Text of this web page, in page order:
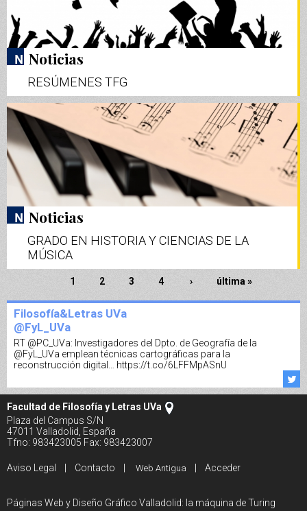
Noticias
RESÚMENES TFG
Noticias
GRADO EN HISTORIA Y CIENCIAS DE LA
MÚSICA
1 2 3 4 › última »
Filosofía&Letras UVa
@FyL_UVa
RT @PC_UVa: Investigadores del Dpto. de Geografía de la
@FyL_UVa emplean técnicas cartográficas para la
reconstrucción digital… https://t.co/6LFFMpASnU
Facultad de Filosofía y Letras UVa
Plaza del Campus S/N
47011 Valladolid, España
Tfno: 983423005 Fax: 983423007
Aviso Legal Contacto Web Antigua Acceder
Páginas Web y Diseño Gráfico Valladolid: la máquina de Turing